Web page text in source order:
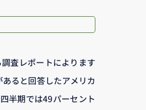
査レポートによります
ると回答したアメリカ
半期では49パーセント